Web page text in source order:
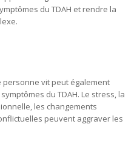
du TDAH et rendre la
personne vit peut également
du TDAH. Le stress, la
les changements
peuvent aggraver les